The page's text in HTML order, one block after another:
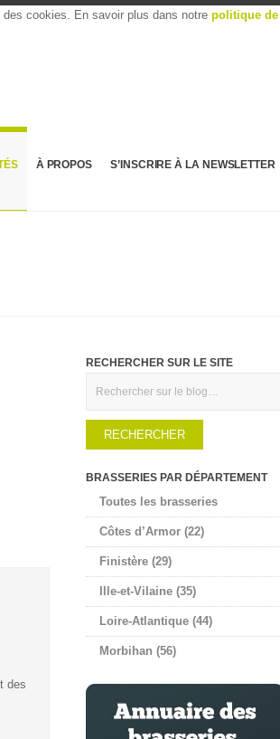
cookies. En savoir plus dans notre politique
À PROPOS S’INSCRIRE À LA NEWSLETTER
des
RECHERCHER SUR LE SITE
BRASSERIES PAR DÉPARTEMENT
Toutes les brasseries
Côtes d’Armor (22)
Finistère (29)
Ille-et-Vilaine (35)
Loire-Atlantique (44)
Morbihan (56)